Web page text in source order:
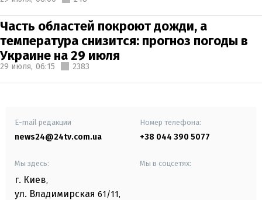
Часть областей покроют дожди, а
температура снизится: прогноз погоды в
Украине на 29 июля
29 июля, 06:15 2383
E-mail редакции
news24@24tv.com.ua
Номер телефона:
+38 044 390 5077
Мы здесь:
г. Киев,
ул. Владимирская 61/11,
Мы в соцсетях: